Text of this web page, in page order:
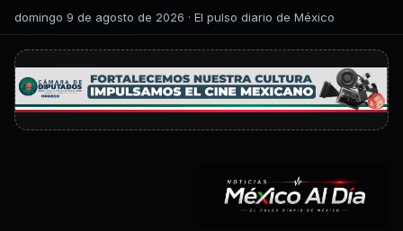
domingo 9 de agosto de 2026 · El pulso diario de México